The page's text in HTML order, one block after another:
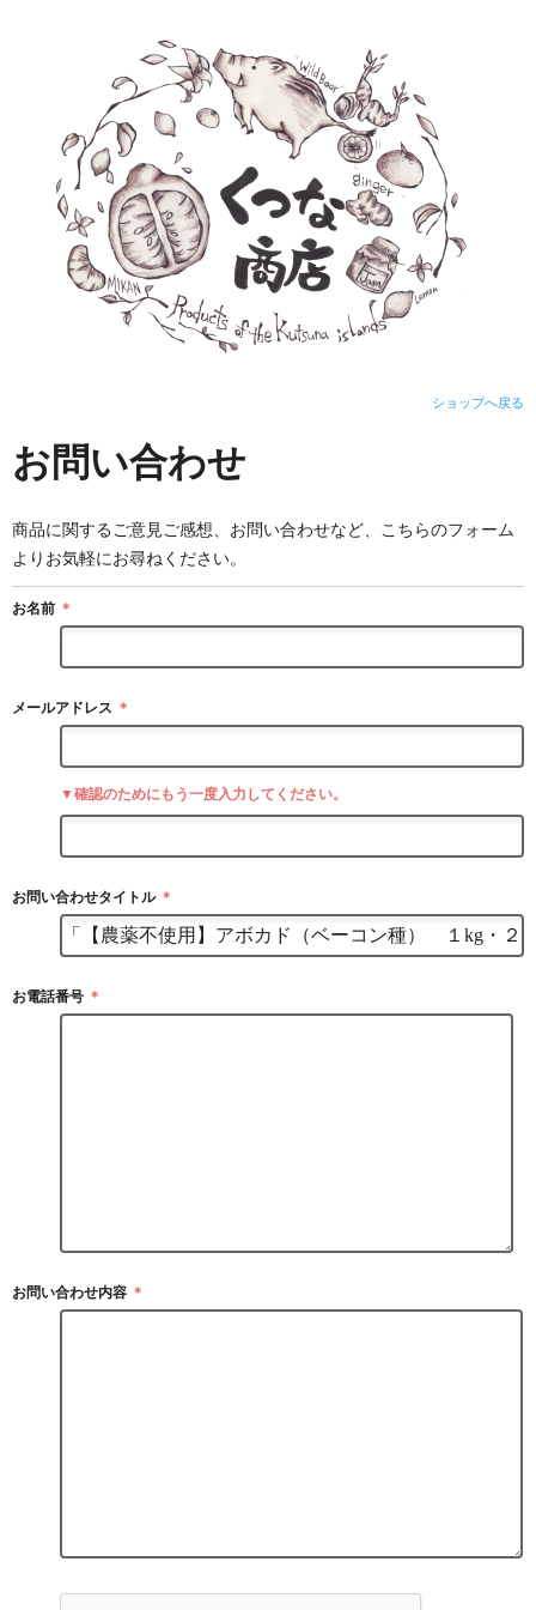
ショップへ戻る
お問い合わせ
商品に関するご意見ご感想、お問い合わせなど、こちらのフォーム
よりお気軽にお尋ねください。
お名前 ＊
メールアドレス ＊
▼確認のためにもう一度入力してください。
お問い合わせタイトル ＊
お電話番号 ＊
お問い合わせ内容 ＊